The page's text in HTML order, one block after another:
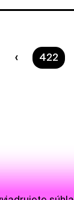
Ste na
422